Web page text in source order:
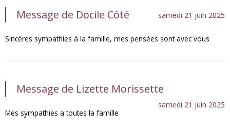
Message de Docile Côté samedi 21 juin 2025
Sincères sympathies à la famille, mes pensées sont avec vous
Message de Lizette Morissette
samedi 21 juin 2025
Mes sympathies a toutes la famille